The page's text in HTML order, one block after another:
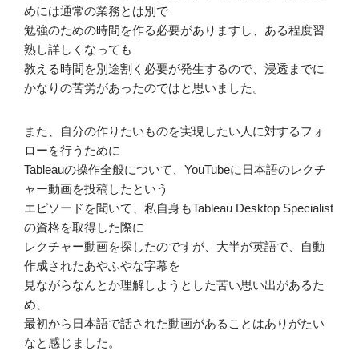
めには通常の業務とは別で
勉強のための時間を作る必要がありますし、ある程度習
熟し詳しくなっても
教える時間を別途割く必要が発生するので、浸透までに
かなりの苦労があったのではと思いました。
また、自分の作りたいものを実現したい人に対するフォ
ローを行うために
Tableauの操作全般について、YouTubeに日本語のレクチ
ャー動画を投稿したという
エピソードを聞いて、私自身もTableau Desktop Specialist
の資格を取得した際に
レクチャー動画を探したのですが、大半が英語で、自動
作成されたあやふやな字幕を
見ながらなんとか理解しようとした苦い思い出があるた
め、
最初から日本語で話された動画があることはありがたい
なと感じました。